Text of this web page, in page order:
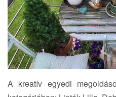
A kreatív egyedi